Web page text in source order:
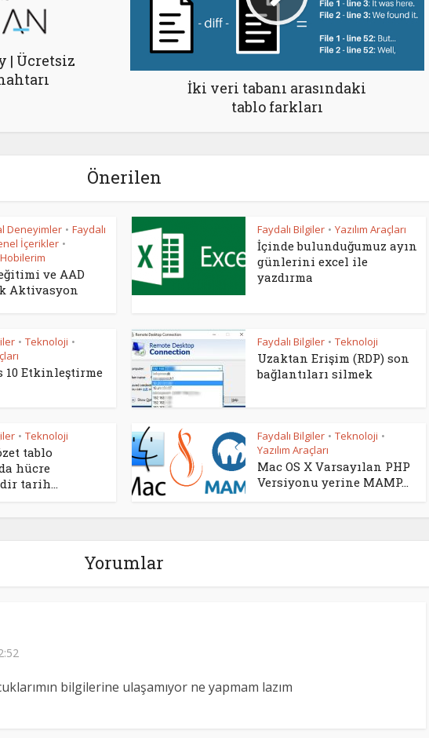
| Ücretsiz
İki veri tabanı arasındaki
tablo farkları
Önerilen
Deneyimler • Faydalı
İçerikler •
Hobilerim
ve AAD
Aktivasyon
Faydalı Bilgiler • Yazılım Araçları
İçinde bulunduğumuz ayın
günlerini excel ile
yazdırma
• Teknoloji •
10 Etkinleştirme
Faydalı Bilgiler • Teknoloji
Uzaktan Erişim (RDP) son
bağlantıları silmek
• Teknoloji
tablo
hücre
tarih...
Faydalı Bilgiler • Teknoloji •
Yazılım Araçları
Mac OS X Varsayılan PHP
Versiyonu yerine MAMP...
Yorumlar
bilgilerine ulaşamıyor ne yapmam lazım